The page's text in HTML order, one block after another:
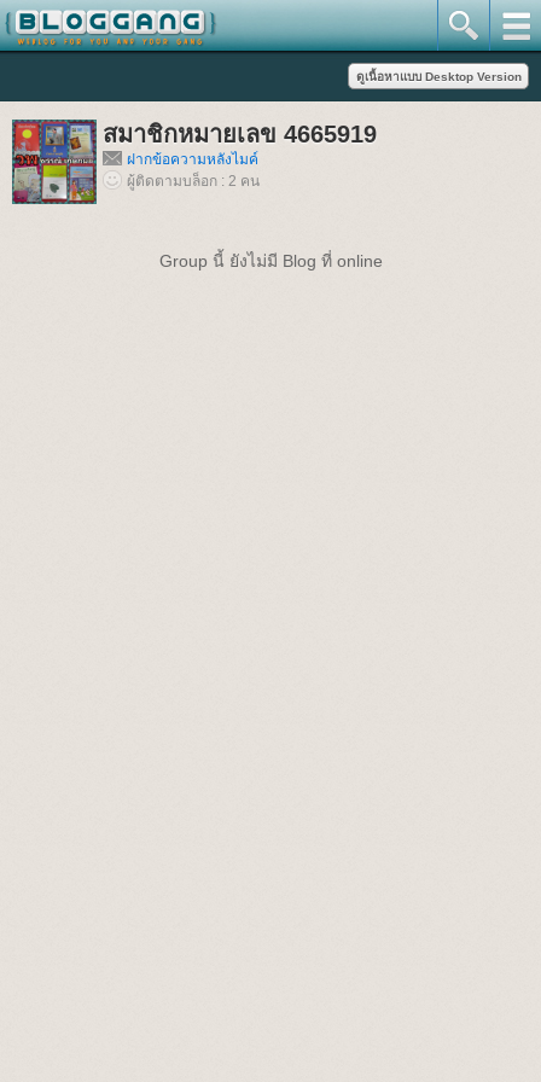
สมาชิกหมายเลข 4665919
ฝากข้อความหลังไมค์
ผู้ติดตามบล็อก : 2 คน
Group นี้ ยังไม่มี Blog ที่ online